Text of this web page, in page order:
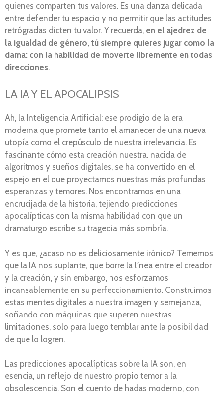
quienes comparten tus valores. Es una danza delicada
entre defender tu espacio y no permitir que las actitudes
retrógradas dicten tu valor. Y recuerda, en el ajedrez de
la igualdad de género, tú siempre quieres jugar como la
dama: con la habilidad de moverte libremente en todas
direcciones.
LA IA Y EL APOCALIPSIS
Ah, la Inteligencia Artificial: ese prodigio de la era
moderna que promete tanto el amanecer de una nueva
utopía como el crepúsculo de nuestra irrelevancia. Es
fascinante cómo esta creación nuestra, nacida de
algoritmos y sueños digitales, se ha convertido en el
espejo en el que proyectamos nuestras más profundas
esperanzas y temores. Nos encontramos en una
encrucijada de la historia, tejiendo predicciones
apocalípticas con la misma habilidad con que un
dramaturgo escribe su tragedia más sombría.
Y es que, ¿acaso no es deliciosamente irónico? Tememos
que la IA nos suplante, que borre la línea entre el creador
y la creación, y sin embargo, nos esforzamos
incansablemente en su perfeccionamiento. Construimos
estas mentes digitales a nuestra imagen y semejanza,
soñando con máquinas que superen nuestras
limitaciones, solo para luego temblar ante la posibilidad
de que lo logren.
Las predicciones apocalípticas sobre la IA son, en
esencia, un reflejo de nuestro propio temor a la
obsolescencia. Son el cuento de hadas moderno, con